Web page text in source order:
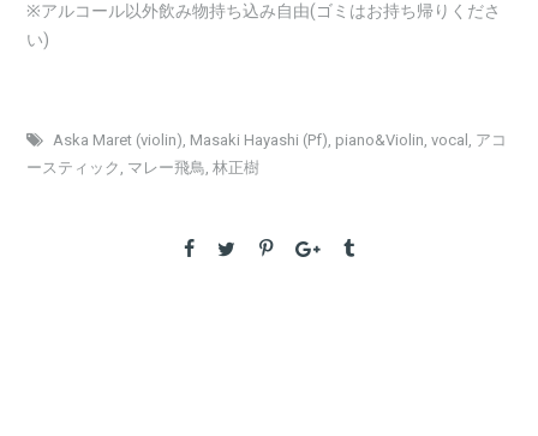
※アルコール以外飲み物持ち込み自由(ゴミはお持ち帰りくださ
い)
Aska Maret (violin), Masaki Hayashi (Pf), piano&Violin,vocal , アコ
ースティック , マレー飛鳥,林正樹